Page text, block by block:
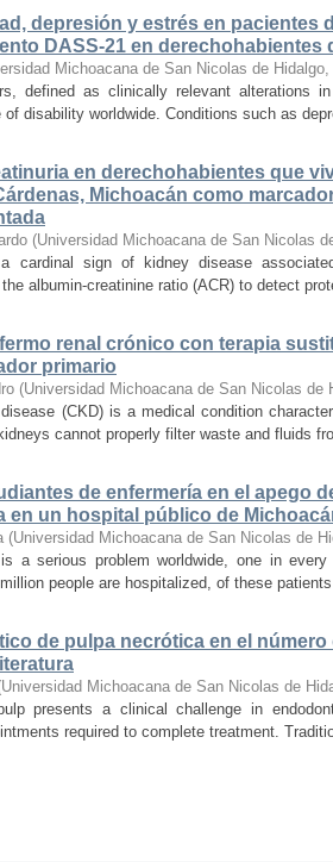
depresión y estrés en pacientes
DASS-21 en derechohabientes
Michoacana de San Nicolas de Hidalgo,
defined as clinically relevant alterations
of disability worldwide. Conditions such as
en derechohabientes que
Michoacán como
(Universidad Michoacana de San Nicolas
cardinal sign of kidney disease
albumin-creatinine ratio (ACR) to detect
renal crónico con terapia
primario
(Universidad Michoacana de San Nicolas de
disease (CKD) is a medical condition
cannot properly filter waste and fluids
de enfermería en el apego
en un hospital público de
(Universidad Michoacana de San Nicolas de
a serious problem worldwide, one in
people are hospitalized, of these
de pulpa necrótica en el
Universidad Michoacana de San Nicolas de
presents a clinical challenge in
required to complete treatment.